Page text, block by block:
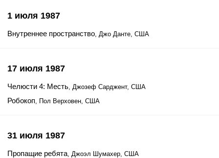
1 июля 1987
Внутреннее пространство, Джо Данте, США
17 июля 1987
Челюсти 4: Месть, Джозеф Сарджент, США
Робокоп, Пол Верховен, США
31 июля 1987
Пропащие ребята, Джоэл Шумахер, США